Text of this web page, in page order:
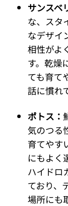
サンスベ
な、スタ
なデザイ
相性がよ
す。乾燥
ても育て
話に慣れ
ポトス：
気のつる
育てやす
にもよく
ハイドロ
ており、
場所にも